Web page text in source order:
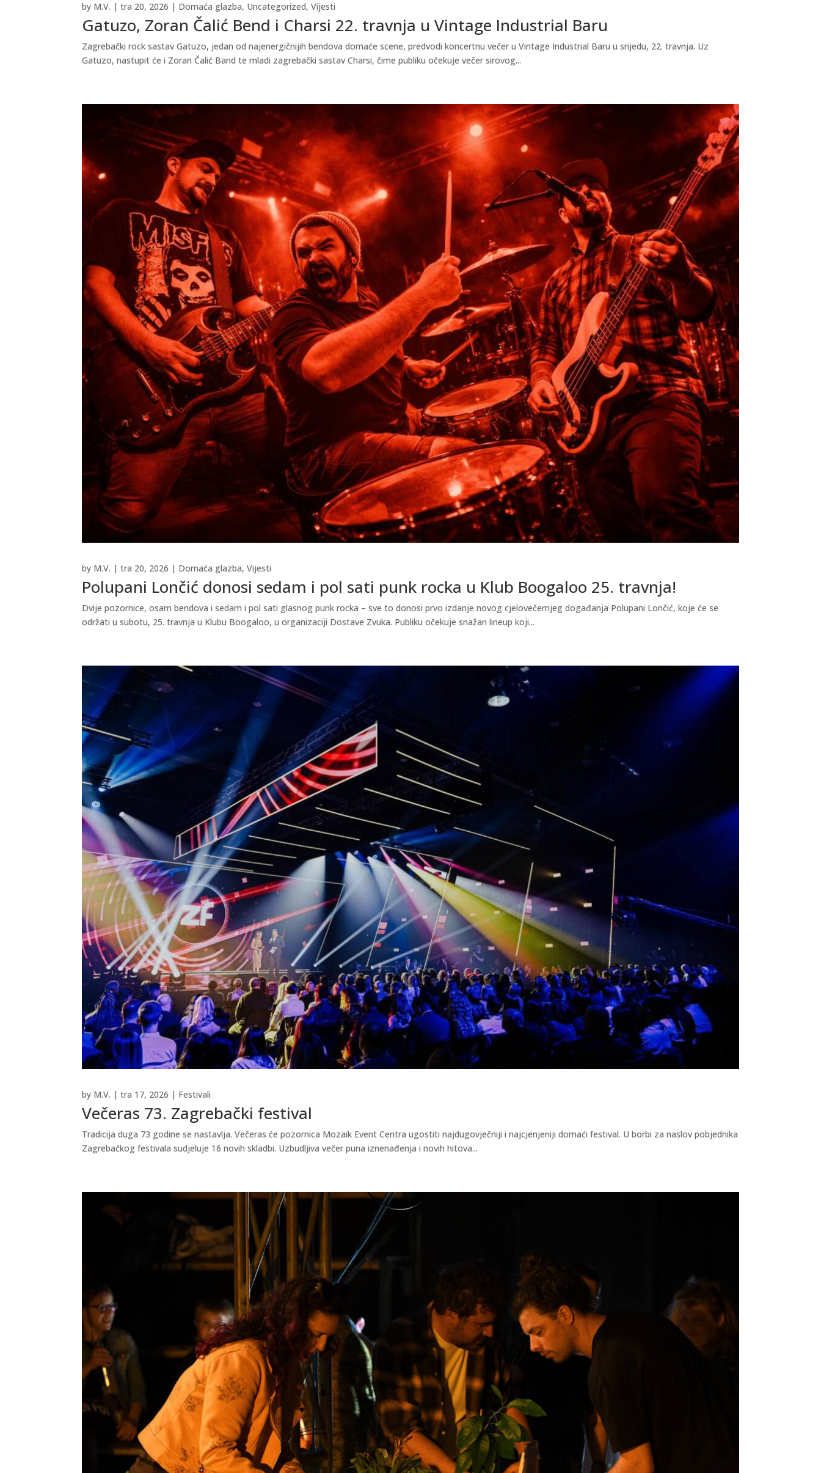
Gatuzo, Zoran Čalić Bend i Charsi 22. travnja u Vintage Industrial Baru
by M.V. |tra 20, 2026 | Domaća glazba, Uncategorized,Vijesti
Zagrebački rock sastav Gatuzo, jedan od najenergičnijih bendova domaće scene, predvodi koncertnu večer u Vintage Industrial Baru u srijedu, 22. travnja. Uz
Gatuzo, nastupit će i Zoran Čalić Band te mladi zagrebački sastav Charsi, čime publiku očekuje večer sirovog...
Polupani Lončić donosi sedam i pol sati punk rocka u Klub Boogaloo 25. travnja!
by M.V. |tra 20, 2026 | Domaća glazba,Vijesti
Dvije pozornice, osam bendova i sedam i pol sati glasnog punk rocka – sve to donosi prvo izdanje novog cjelovečernjeg događanja Polupani Lončić, koje će se
održati u subotu, 25. travnja u Klubu Boogaloo, u organizaciji Dostave Zvuka. Publiku očekuje snažan lineup koji...
Večeras 73. Zagrebački festival
by M.V. |tra 17, 2026 | Festivali
Tradicija duga 73 godine se nastavlja. Večeras će pozornica Mozaik Event Centra ugostiti najdugovječniji i najcjenjeniji domaći festival. U borbi za naslov pobjednika
Zagrebačkog festivala sudjeluje 16 novih skladbi. Uzbudljiva večer puna iznenađenja i novih hitova...